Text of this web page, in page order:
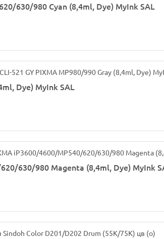
630/980 Cyan (8,4ml, Dye) MyInk SAL
Dye) MyInk SAL
630/980 Magenta (8,4ml, Dye) MyInk